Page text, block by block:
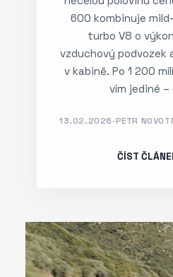
600 kombinuje
turbo V8 o
vzduchový podvozek
v kabině. Po 1 200
vím jediné –
13.02.2026·PETR
ČÍST